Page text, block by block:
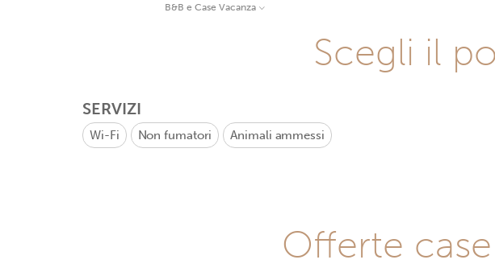
B&B e Case Vacanza
Scegli il
SERVIZI
Wi-Fi Non fumatori Animali ammessi
Offerte